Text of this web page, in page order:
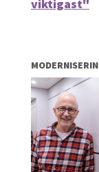
viktigast"